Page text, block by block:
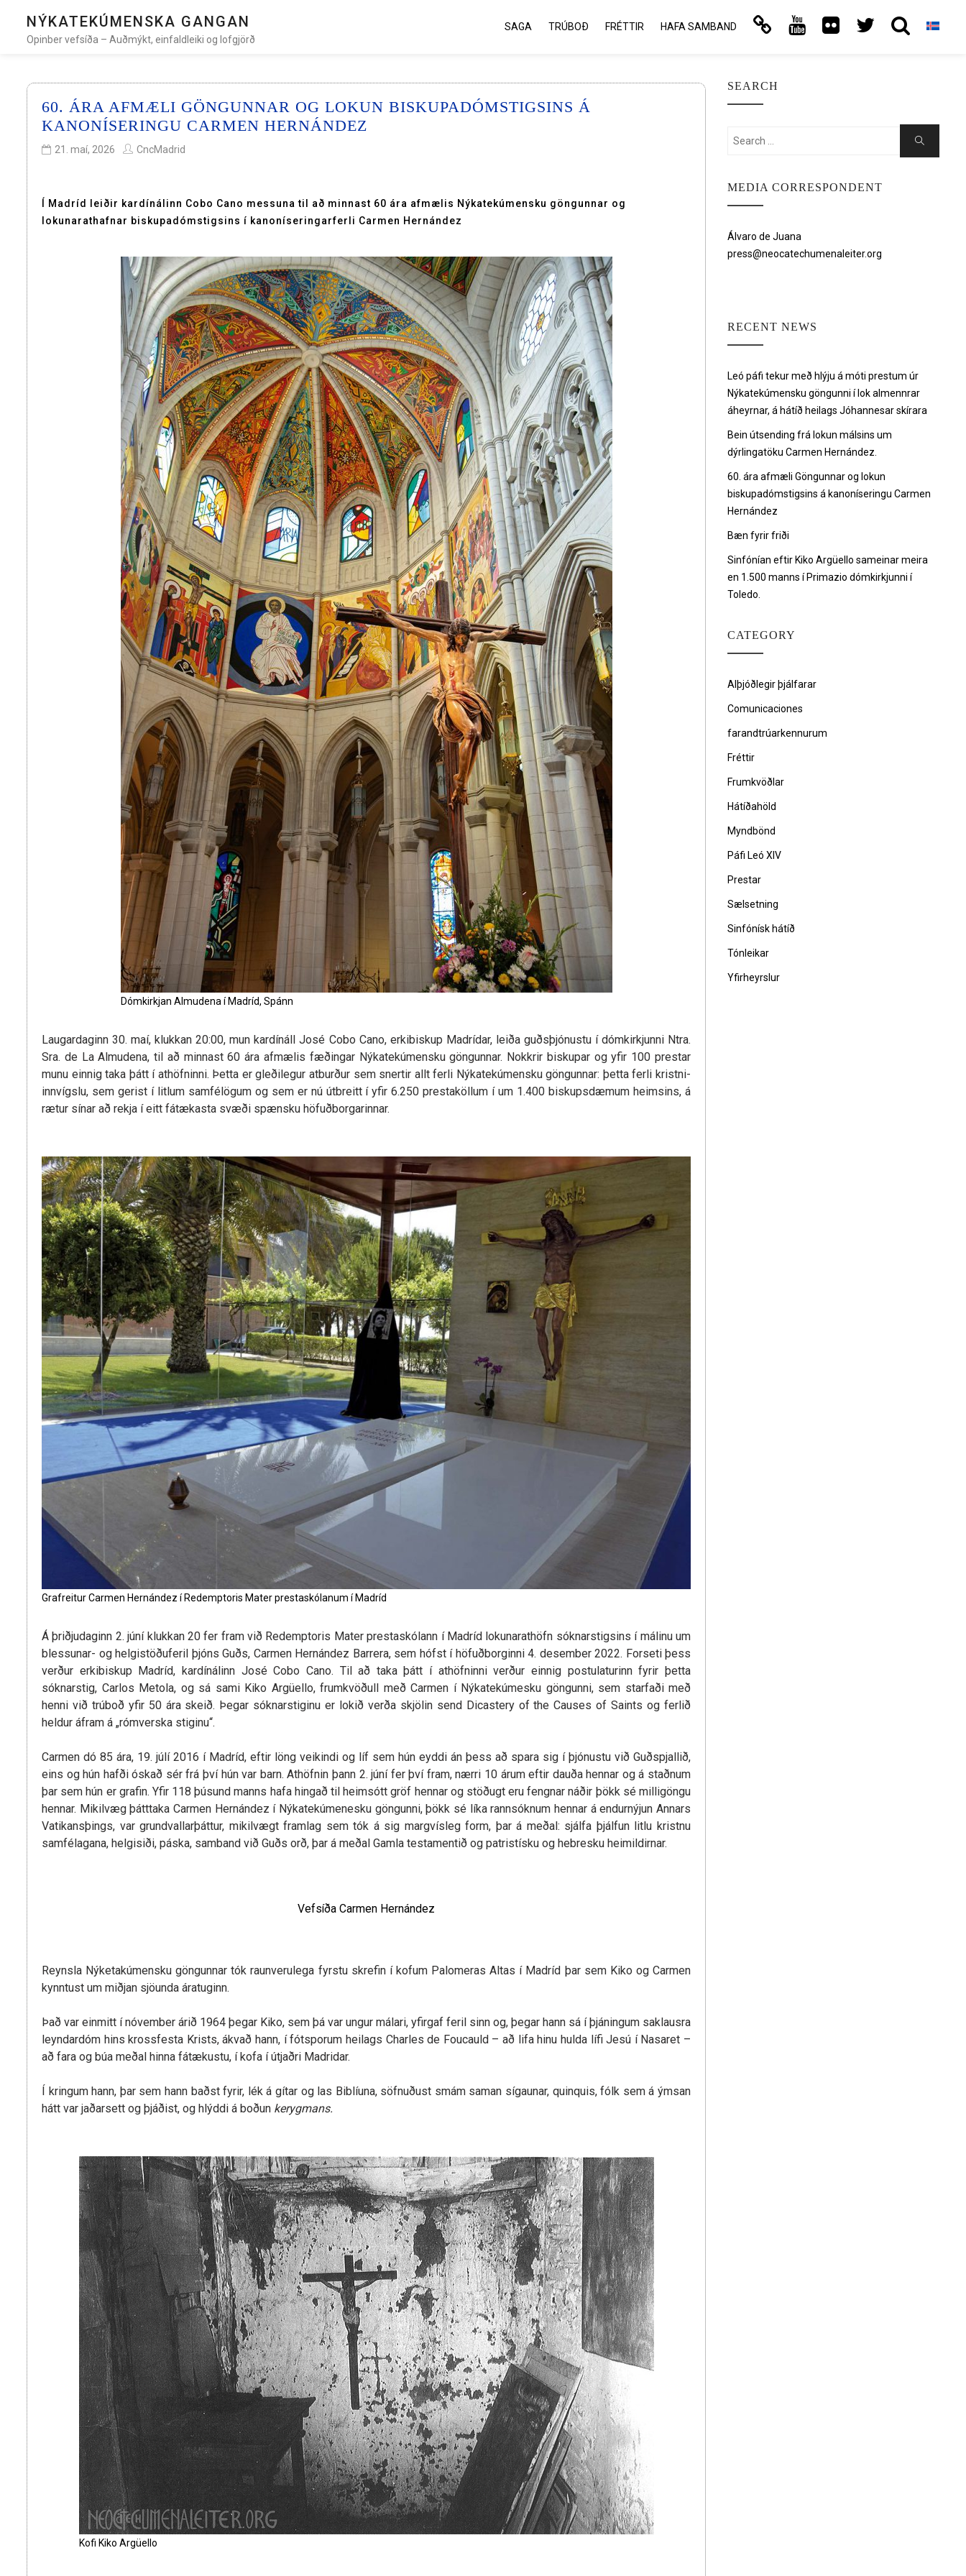
NÝKATEKÚMENSKA GANGAN
Opinber vefsíða – Auðmýkt, einfaldleiki og lofgjörð
SAGA TRÚBOÐ FRÉTTIR HAFA SAMBAND
60. ÁRA AFMÆLI GÖNGUNNAR OG LOKUN BISKUPADÓMSTIGSINS Á
KANONÍSERINGU CARMEN HERNÁNDEZ
21. maí, 2026 CncMadrid
Í Madríd leiðir kardínálinn Cobo Cano messuna til að minnast 60 ára afmælis Nýkatekúmensku göngunnar og
lokunarathafnar biskupadómstigsins í kanoníseringarferli Carmen Hernández
Dómkirkjan Almudena í Madríd, Spánn
Laugardaginn 30. maí, klukkan 20:00, mun kardínáll José Cobo Cano, erkibiskup Madrídar, leiða guðsþjónustu í dómkirkjunni Ntra.
Sra. de La Almudena, til að minnast 60 ára afmælis fæðingar Nýkatekúmensku göngunnar. Nokkrir biskupar og yfir 100 prestar
munu einnig taka þátt í athöfninni. Þetta er gleðilegur atburður sem snertir allt ferli Nýkatekúmensku göngunnar: þetta ferli kristni-
innvígslu, sem gerist í litlum samfélögum og sem er nú útbreitt í yfir 6.250 prestaköllum í um 1.400 biskupsdæmum heimsins, á
rætur sínar að rekja í eitt fátækasta svæði spænsku höfuðborgarinnar.
Grafreitur Carmen Hernández í Redemptoris Mater prestaskólanum í Madríd
Á þriðjudaginn 2. júní klukkan 20 fer fram við Redemptoris Mater prestaskólann í Madríd lokunarathöfn sóknarstigsins í málinu um
blessunar- og helgistöðuferil þjóns Guðs, Carmen Hernández Barrera, sem hófst í höfuðborginni 4. desember 2022. Forseti þess
verður erkibiskup Madríd, kardínálinn José Cobo Cano. Til að taka þátt í athöfninni verður einnig postulaturinn fyrir þetta
sóknarstig, Carlos Metola, og sá sami Kiko Argüello, frumkvöðull með Carmen í Nýkatekúmesku göngunni, sem starfaði með
henni við trúboð yfir 50 ára skeið. Þegar sóknarstiginu er lokið verða skjölin send Dicastery of the Causes of Saints og ferlið
heldur áfram á „rómverska stiginu“.
Carmen dó 85 ára, 19. júlí 2016 í Madríd, eftir löng veikindi og líf sem hún eyddi án þess að spara sig í þjónustu við Guðspjallið,
eins og hún hafði óskað sér frá því hún var barn. Athöfnin þann 2. júní fer því fram, nærri 10 árum eftir dauða hennar og á staðnum
þar sem hún er grafin. Yfir 118 þúsund manns hafa hingað til heimsótt gröf hennar og stöðugt eru fengnar náðir þökk sé milligöngu
hennar. Mikilvæg þátttaka Carmen Hernández í Nýkatekúmenesku göngunni, þökk sé líka rannsóknum hennar á endurnýjun Annars
Vatikansþings, var grundvallarþáttur, mikilvægt framlag sem tók á sig margvísleg form, þar á meðal: sjálfa þjálfun litlu kristnu
samfélagana, helgisiði, páska, samband við Guðs orð, þar á meðal Gamla testamentið og patristísku og hebresku heimildirnar.
Vefsíða Carmen Hernández
Reynsla Nýketakúmensku göngunnar tók raunverulega fyrstu skrefin í kofum Palomeras Altas í Madríd þar sem Kiko og Carmen
kynntust um miðjan sjöunda áratuginn.
Það var einmitt í nóvember árið 1964 þegar Kiko, sem þá var ungur málari, yfirgaf feril sinn og, þegar hann sá í þjáningum saklausra
leyndardóm hins krossfesta Krists, ákvað hann, í fótsporum heilags Charles de Foucauld – að lifa hinu hulda lífi Jesú í Nasaret –
að fara og búa meðal hinna fátækustu, í kofa í útjaðri Madridar.
Í kringum hann, þar sem hann baðst fyrir, lék á gítar og las Biblíuna, söfnuðust smám saman sígaunar, quinquis, fólk sem á ýmsan
hátt var jaðarsett og þjáðist, og hlýddi á boðun kerygmans.
Kofi Kiko Argüello
SEARCH
Search
Search
MEDIA CORRESPONDENT
Álvaro de Juana
press@neocatechumenaleiter.org
RECENT NEWS
Leó páfi tekur með hlýju á móti prestum úr
Nýkatekúmensku göngunni í lok almennrar
áheyrnar, á hátíð heilags Jóhannesar skírara
Bein útsending frá lokun málsins um
dýrlingatöku Carmen Hernández.
60. ára afmæli Göngunnar og lokun
biskupadómstigsins á kanoníseringu Carmen
Hernández
Bæn fyrir friði
Sinfónían eftir Kiko Argüello sameinar meira
en 1.500 manns í Primazio dómkirkjunni í
Toledo.
CATEGORY
Alþjóðlegir þjálfarar
Comunicaciones
farandtrúarkennurum
Fréttir
Frumkvöðlar
Hátíðahöld
Myndbönd
Páfi Leó XIV
Prestar
Sælsetning
Sinfónísk hátíð
Tónleikar
Yfirheyrslur